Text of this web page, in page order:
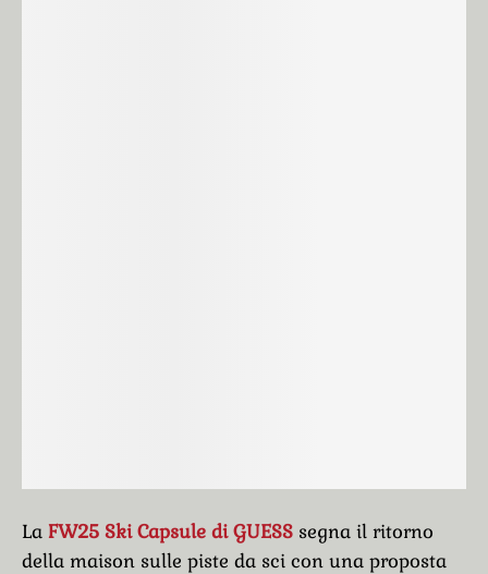
La FW25 Ski Capsule di GUESS segna il ritorno
della maison sulle piste da sci con una proposta